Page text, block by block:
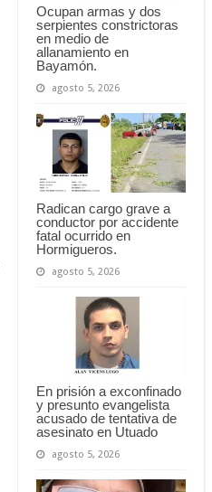
Ocupan armas y dos
serpientes constrictoras
en medio de
allanamiento en
Bayamón.
agosto 5, 2026
Radican cargo grave a
conductor por accidente
fatal ocurrido en
Hormigueros.
agosto 5, 2026
En prisión a exconfinado
y presunto evangelista
acusado de tentativa de
asesinato en Utuado
agosto 5, 2026